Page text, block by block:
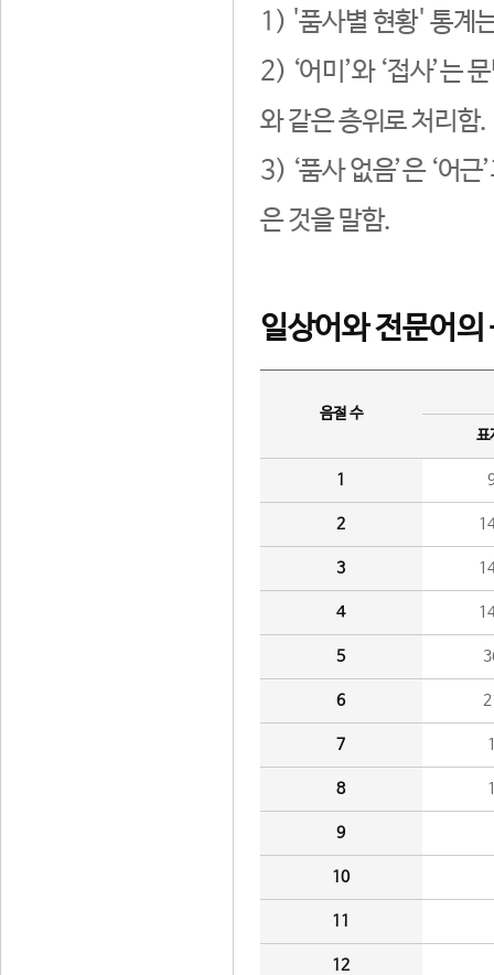
1) '품사별 현황' 통계
2) ‘어미’와 ‘접사’는
와 같은 층위로 처리함.
3) ‘품사 없음’은 ‘어
은 것을 말함.
일상어와 전문어의
음절 수
표
1
2
3
4
5
6
7
8
9
10
11
12